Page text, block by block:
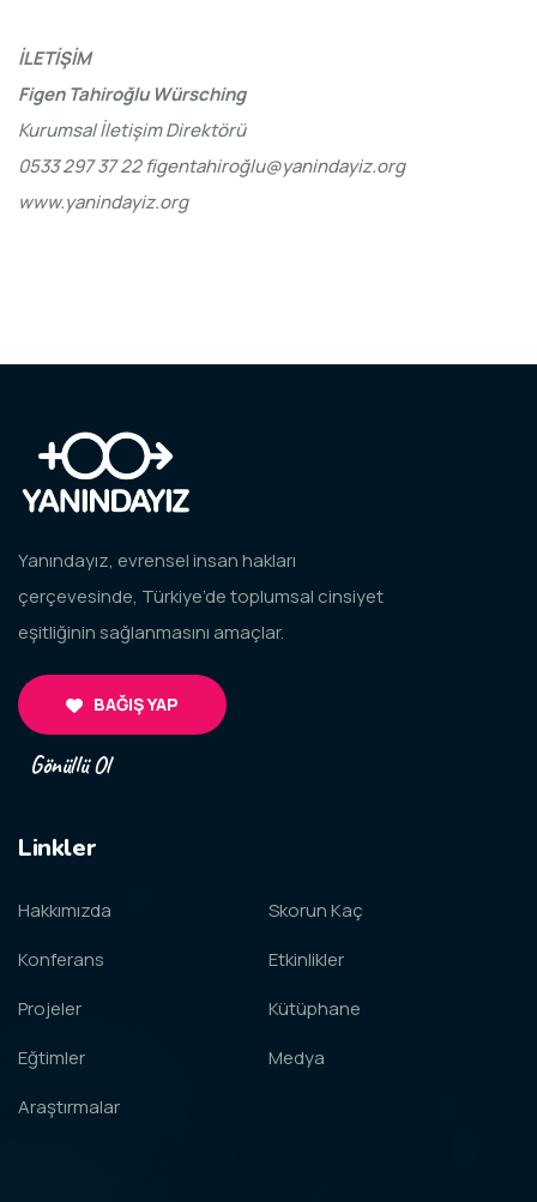
İLETİŞİM
Figen Tahiroğlu Würsching
Kurumsal İletişim Direktörü
0533 297 37 22figentahiroğlu@yanindayiz.org
www.yanindayiz.org
Yanındayız, evrensel insan hakları
çerçevesinde, Türkiye’de toplumsal cinsiyet
eşitliğinin sağlanmasını amaçlar.
BAĞIŞ YAP
Gönüllü Ol
Linkler
Hakkımızda
Konferans
Projeler
Eğtimler
Araştırmalar
Skorun Kaç
Etkinlikler
Kütüphane
Medya